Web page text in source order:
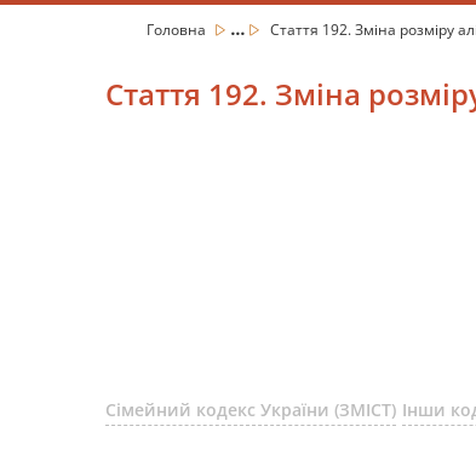
Головна ... Стаття 192. Зміна розміру
Стаття 192. Зміна
Сімейний кодекс України (ЗМІСТ) Інши